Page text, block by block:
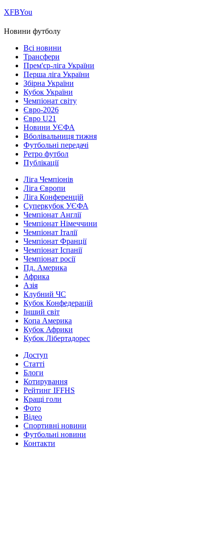
ХFBYou
Новини футболу
Всі новини
Трансфери
Прем'єр-ліга України
Перша ліга України
Збірна України
Кубок України
Чемпіонат світу
Євро-2026
Євро U21
Новини УЄФА
Вболівальниця тижня
Футбольні передачі
Ретро футбол
Публікації
Ліга Чемпіонів
Ліга Європи
Ліга Конференцій
Суперкубок УЄФА
Чемпіонат Англії
Чемпіонат Німеччини
Чемпіонат Італії
Чемпіонат Франції
Чемпіонат Іспанії
Чемпіонат росії
Пд. Америка
Африка
Азія
Клубний ЧС
Кубок Конфедерацій
Інший світ
Копа Америка
Кубок Африки
Кубок Лібертадорес
Доступ
Статті
Блоги
Котирування
Рейтинг IFFHS
Кращі голи
Фото
Відео
Спортивні новини
Футбольні новини
Контакти